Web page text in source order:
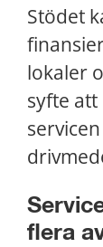
Stödet
lokaler
syfte att
flera